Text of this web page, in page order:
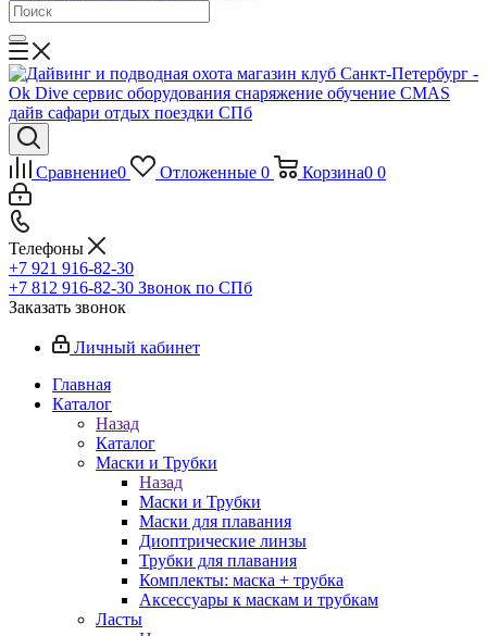
Сравнение0 Отложенные 0 Корзина0 0
Телефоны
+7 921 916-82-30
+7 812 916-82-30 Звонок по СПб
Заказать звонок
Личный кабинет
Главная
Каталог
Назад
Каталог
Маски и Трубки
Назад
Маски и Трубки
Маски для плавания
Диоптрические линзы
Трубки для плавания
Комплекты: маска + трубка
Аксессуары к маскам и трубкам
Ласты